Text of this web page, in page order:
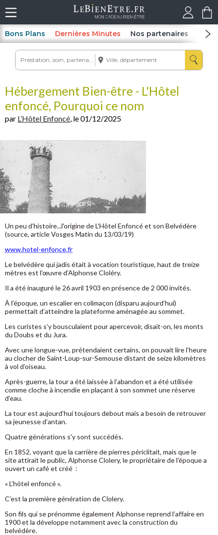
Bons Plans Dernières Minutes Nos partenaires Spas
Hébergement Bien-être - L'Hôtel
enfoncé, Pourquoi ce nom
par L’Hôtel Enfoncé, le 01/12/2025
Un peu d'histoire...l'origine de L'Hôtel Enfoncé et son Belvédère
(source, article Vosges Matin du 13/03/19)
www.hotel-enfonce.fr
Le belvédère qui jadis était à vocation touristique, haut de treize
mètres est l’œuvre d’Alphonse Cloléry.
Il a été inauguré le 26 avril 1903 en présence de 2 000 invités.
À l’époque, un escalier en colimaçon (disparu aujourd’hui)
permettait d’atteindre la plateforme aménagée au sommet.
Les curistes s’y bousculaient pour apercevoir, disait-on, les monts
du Doubs et du Jura.
Avec une longue-vue, prétendaient certains, on pouvait lire l’heure
au clocher de Saint-Loup-sur-Semouse distant de seize kilomètres
à vol d’oiseau.
Après-guerre, la tour a été laissée à l’abandon et a été utilisée
comme cloche à incendie en plaçant à son sommet une réserve
d’eau.
La tour est aujourd’hui toujours debout mais a besoin de retrouver
sa jeunesse d’antan.
Quatre générations s'y sont succédés.
En 1852, voyant que la carrière de pierres périclitait, mais que le
site attirait le public, Alphonse Clolery, le propriétaire de l'époque a
ouvert un café et créé :
« L’hôtel enfoncé ».
C’est la première génération de Clolery.
Son fils qui se prénomme également Alphonse reprend l’affaire en
1900 et la développe notamment avec la construction du
belvédère.